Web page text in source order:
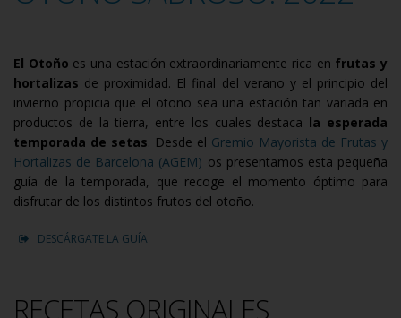
El Otoño es una estación extraordinariamente rica en frutas y
hortalizas de proximidad. El final del verano y el principio del
invierno propicia que el otoño sea una estación tan variada en
productos de la tierra, entre los cuales destaca la esperada
temporada de setas. Desde el Gremio Mayorista de Frutas y
Hortalizas de Barcelona (AGEM) os presentamos esta pequeña
guía de la temporada, que recoge el momento óptimo para
disfrutar de los distintos frutos del otoño.
DESCÁRGATE LA GUÍA
RECETAS ORIGINALES